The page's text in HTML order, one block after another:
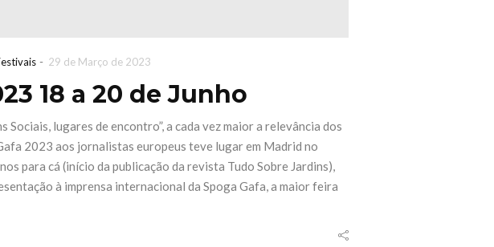
- 29 de Março de 2023
18 a 20 de Junho
Sociais, lugares de encontro”, a cada vez maior a relevância dos
2023 aos jornalistas europeus teve lugar em Madrid no
para cá (início da publicação da revista Tudo Sobre Jardins),
à imprensa internacional da Spoga Gafa, a maior feira